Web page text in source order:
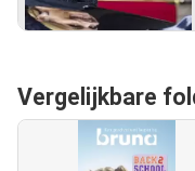
Vergelijkbare